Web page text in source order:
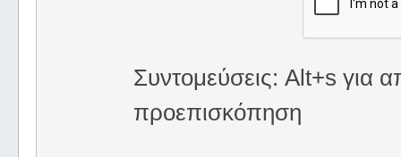
Συντομεύσεις: Alt+s για
προεπισκόπηση